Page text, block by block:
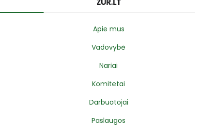
ZUR.LT
Apie mus
Vadovybė
Nariai
Komitetai
Darbuotojai
Paslaugos